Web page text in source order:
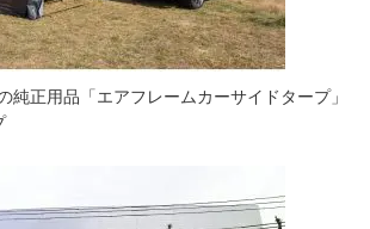
純正用品「エアフレームカーサイドタープ」